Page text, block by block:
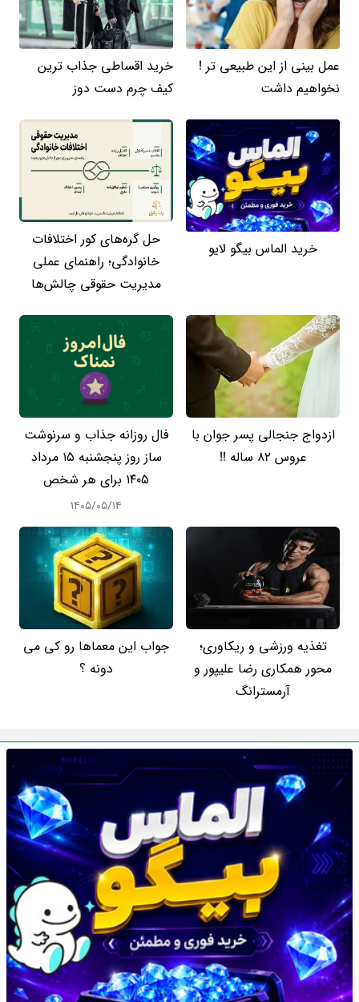
عمل بینی از این طبیعی تر !
نخواهیم داشت
خرید اقساطی جذاب ترین
کیف چرم دست دوز
خرید الماس بیگو لایو
حل گره‌های کور اختلافات
خانوادگی؛ راهنمای عملی
مدیریت حقوقی چالش‌ها
ازدواج جنجالی پسر جوان با
عروس 82 ساله !!
فال روزانه جذاب و سرنوشت
ساز روز پنجشنبه ۱۵ مرداد
۱۴۰۵ برای هر شخص
۱۴۰۵/۰۵/۱۴
تغذیه ورزشی و ریکاوری؛
محور همکاری رضا علیپور و
آرمسترانگ
جواب این معماها رو کی می
دونه ؟